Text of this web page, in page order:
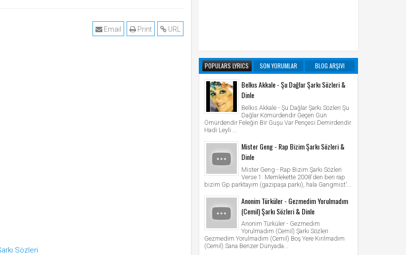
URL
Print
Email
Sözleri
POPULARS LYRICS SON YORUMLAR BLOG ARŞIVI
Belkıs Akkale - Şu Dağlar Şarkı Sözleri &
Dinle
Belkıs Akkale - Şu Dağlar Şarkı Sözleri Şu
Dağlar Kömürdendir Geçen Gün
Ömürdendir Feleğin Bir Guşu Var Pençesi Demirdendir
Hadi Leyli ...
Mister Geng - Rap Bizim Şarkı Sözleri &
Dinle
Mister Geng - Rap Bizim Şarkı Sözleri
Verse 1: Memlekette 2008'den beri rap
bizim Gp parktayım (gazipaşa parkı), hala Gangmist'...
Anonim Türküler - Gezmedim Yorulmadım
(Cemil) Şarkı Sözleri & Dinle
Anonim Türküler - Gezmedim
Yorulmadım (Cemil) Şarkı Sözleri
Gezmedim Yorulmadım (Cemil) Boş Yere Kırılmadım
(Cemil) Sana Benzer Dünyada...